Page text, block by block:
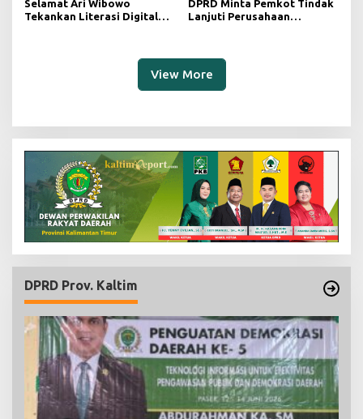
Selamat Ari Wibowo
Tekankan Literasi Digital
DPRD Minta Pemkot Tindak
Lanjuti Perusahaan
View More
DPRD Prov. Kaltim